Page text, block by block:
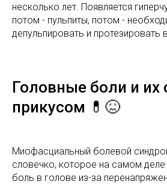
несколько лет. Появляется
потом - пульпиты, потом -
депульпировать и протезировать
Головные боли и их
прикусом 💊😖
Миофасциальный болевой
словечко, которое на самом
боль в голове из-за